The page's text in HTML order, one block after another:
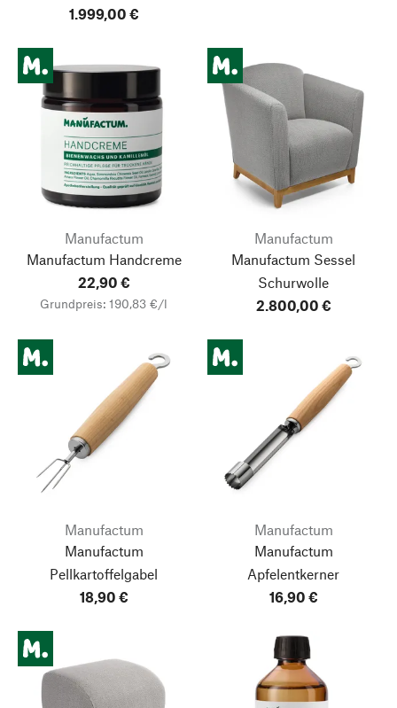
1.999,00 €
Manufactum
Manufactum Handcreme
22,90 €
Grundpreis: 190,83 €/l
Manufactum
Manufactum Sessel
Schurwolle
2.800,00 €
Manufactum
Manufactum
Pellkartoffelgabel
18,90 €
Manufactum
Manufactum
Apfelentkerner
16,90 €